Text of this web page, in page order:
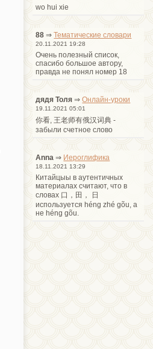
wo hui xie
88 ⇒Тематические словари
20.11.2021 19:28
Очень полезный список,
спасибо большое автору,
правда не понял номер 18
дядя Толя ⇒Онлайн-уроки
19.11.2021 05:01
你看, 王老师有俄汉词典 -
забыли счетное слово
Anna ⇒ Иероглифика
18.11.2021 13:29
Китайцыы в аутентичных
материалах считают, что в
словах 口，田， 日
используется héng zhé gõu, а
не héng gõu.